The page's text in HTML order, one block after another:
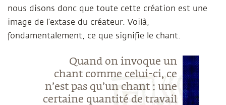
nous disons donc que toute cette création est une
image de l’extase du créateur. Voilà,
fondamentalement, ce que signifie le chant.
Quand on invoque un
chant comme celui-ci, ce
n’est pas qu’un chant : une
certaine quantité de travail